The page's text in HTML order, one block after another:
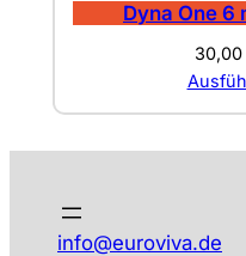
Dyna One 6
30,00
info@euroviva.de